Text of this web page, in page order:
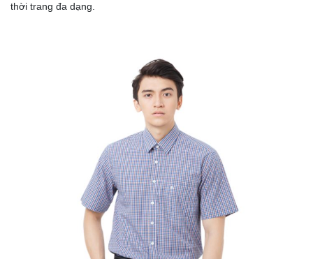
thời trang đa dạng.